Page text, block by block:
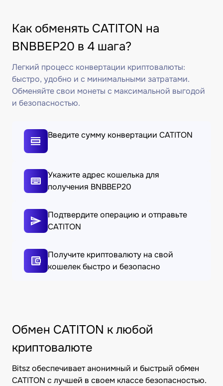
Как обменять CATITON на
BNBBEP20 в 4 шага?
Легкий процесс конвертации криптовалюты:
быстро, удобно и с минимальными затратами.
Обменяйте свои монеты с максимальной выгодой
и безопасностью.
Введите сумму конвертации CATITON
Укажите адрес кошелька для
получения BNBBEP20
Подтвердите операцию и отправьте
CATITON
Получите криптовалюту на свой
кошелек быстро и безопасно
Обмен CATITON к любой
криптовалюте
Bitsz обеспечивает анонимный и быстрый обмен
CATITON с лучшей в своем классе безопасностью.